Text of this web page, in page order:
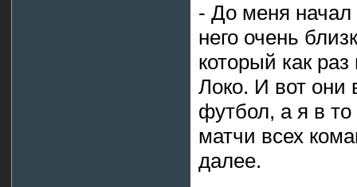
- До меня начал
него очень
который как
Локо. И вот они
футбол, а я в
матчи всех
далее.